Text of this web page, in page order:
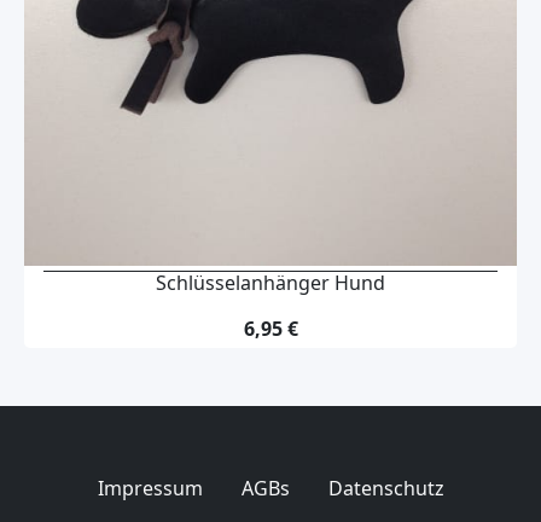
Schlüsselanhänger Hund
6,95 €
Impressum AGBs
Datenschutz